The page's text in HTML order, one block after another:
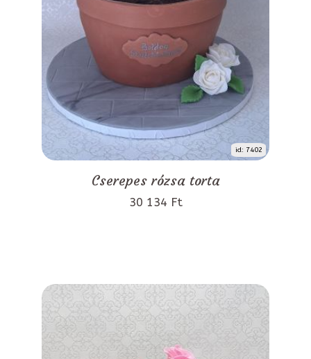
id: 7402
Cserepes rózsa torta
30 134 Ft